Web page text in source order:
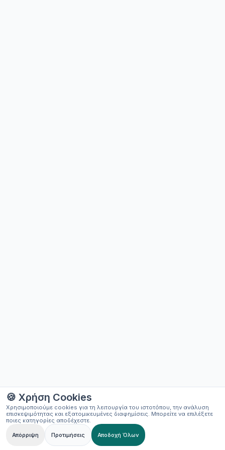
🍪 Χρήση Cookies
Χρησιμοποιούμε cookies για τη λειτουργία του ιστοτόπου, την ανάλυση
επισκεψιμότητας και εξατομικευμένες διαφημίσεις. Μπορείτε να επιλέξετε
ποιες κατηγορίες αποδέχεστε.
Απόρριψη Προτιμήσεις Αποδοχή Όλων